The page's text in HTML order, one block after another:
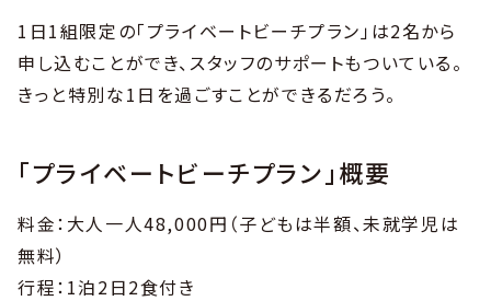
1日1組限定の「プライベートビーチプラン」は2名から
申し込むことができ、スタッフのサポートもついている。
きっと特別な1日を過ごすことができるだろう。
「プライベートビーチプラン」概要
料金：大人一人48,000円（子どもは半額、未就学児は
無料）
行程：1泊2日2食付き